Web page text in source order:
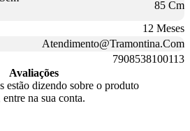
85 Cm
12 Meses
Atendimento@Tramontina.Com
7908538100113
Avaliações
estão dizendo sobre o produto
na sua conta.